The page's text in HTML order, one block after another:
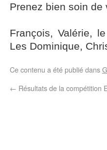
Prenez bien soin
François, Valérie,
Les Dominique,
Ce contenu a été publié dans
← Résultats de la compétition